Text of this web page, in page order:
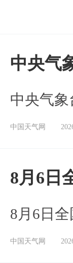
中央气
中央气
中国天气网
8月6日
8月6日
中国天气网